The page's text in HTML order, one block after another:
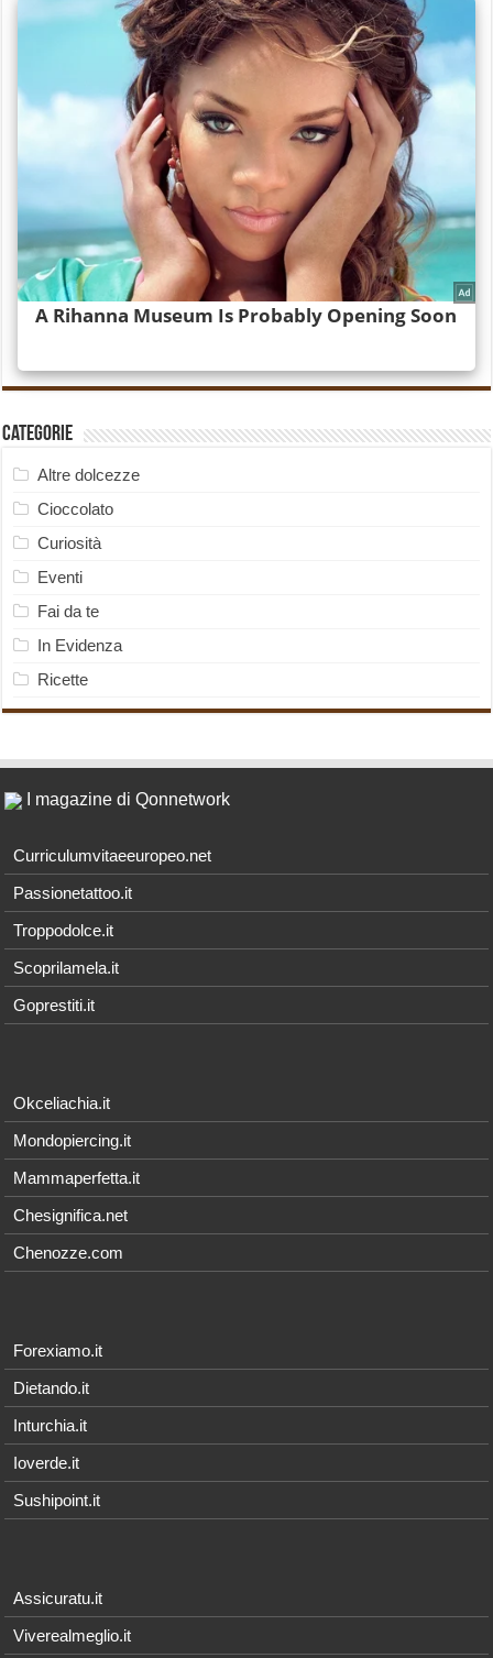
Categorie
Altre dolcezze
Cioccolato
Curiosità
Eventi
Fai da te
In Evidenza
Ricette
I magazine di Qonnetwork
Curriculumvitaeeuropeo.net
Passionetattoo.it
Troppodolce.it
Scoprilamela.it
Goprestiti.it
Okceliachia.it
Mondopiercing.it
Mammaperfetta.it
Chesignifica.net
Chenozze.com
Forexiamo.it
Dietando.it
Inturchia.it
Ioverde.it
Sushipoint.it
Assicuratu.it
Viverealmeglio.it